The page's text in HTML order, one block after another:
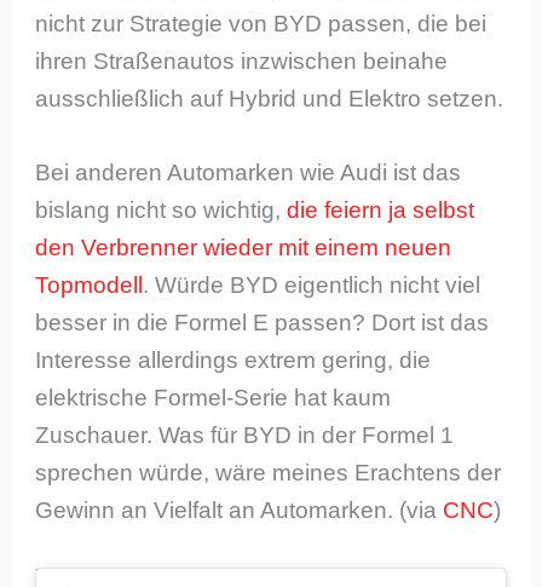
nicht zur Strategie von BYD passen, die bei
ihren Straßenautos inzwischen beinahe
ausschließlich auf Hybrid und Elektro setzen.
Bei anderen Automarken wie Audi ist das
bislang nicht so wichtig,die feiern ja selbst
den Verbrenner wieder mit einem neuen
Topmodell . Würde BYD eigentlich nicht viel
besser in die Formel E passen? Dort ist das
Interesse allerdings extrem gering, die
elektrische Formel-Serie hat kaum
Zuschauer. Was für BYD in der Formel 1
sprechen würde, wäre meines Erachtens der
Gewinn an Vielfalt an Automarken. (via CNC)